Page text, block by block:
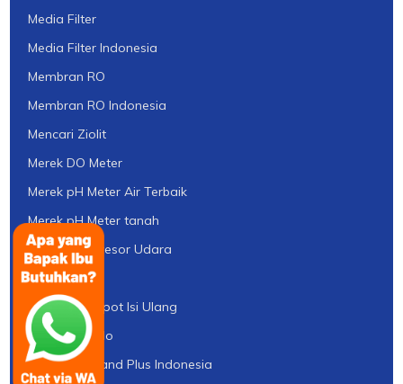
Media Filter
Media Filter Indonesia
Membran RO
Membran RO Indonesia
Mencari Ziolit
Merek DO Meter
Merek pH Meter Air Terbaik
Merek pH Meter tanah
Mesin Kompresor Udara
Mesin RO
Mesin UV Depot Isi Ulang
Mettler Toledo
MGS Greensand Plus Indonesia